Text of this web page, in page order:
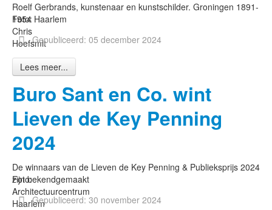
Foto:
Chris
Hoefsmit
Roelf Gerbrands, kunstenaar en kunstschilder. Groningen 1891-
1954 Haarlem
Gepubliceerd: 05 december 2024
Lees meer...
Buro Sant en Co. wint
Lieven de Key Penning
2024
Foto:
Architectuurcentrum
Haarlem
De winnaars van de Lieven de Key Penning & Publieksprijs 2024
zijn bekendgemaakt
Gepubliceerd: 30 november 2024